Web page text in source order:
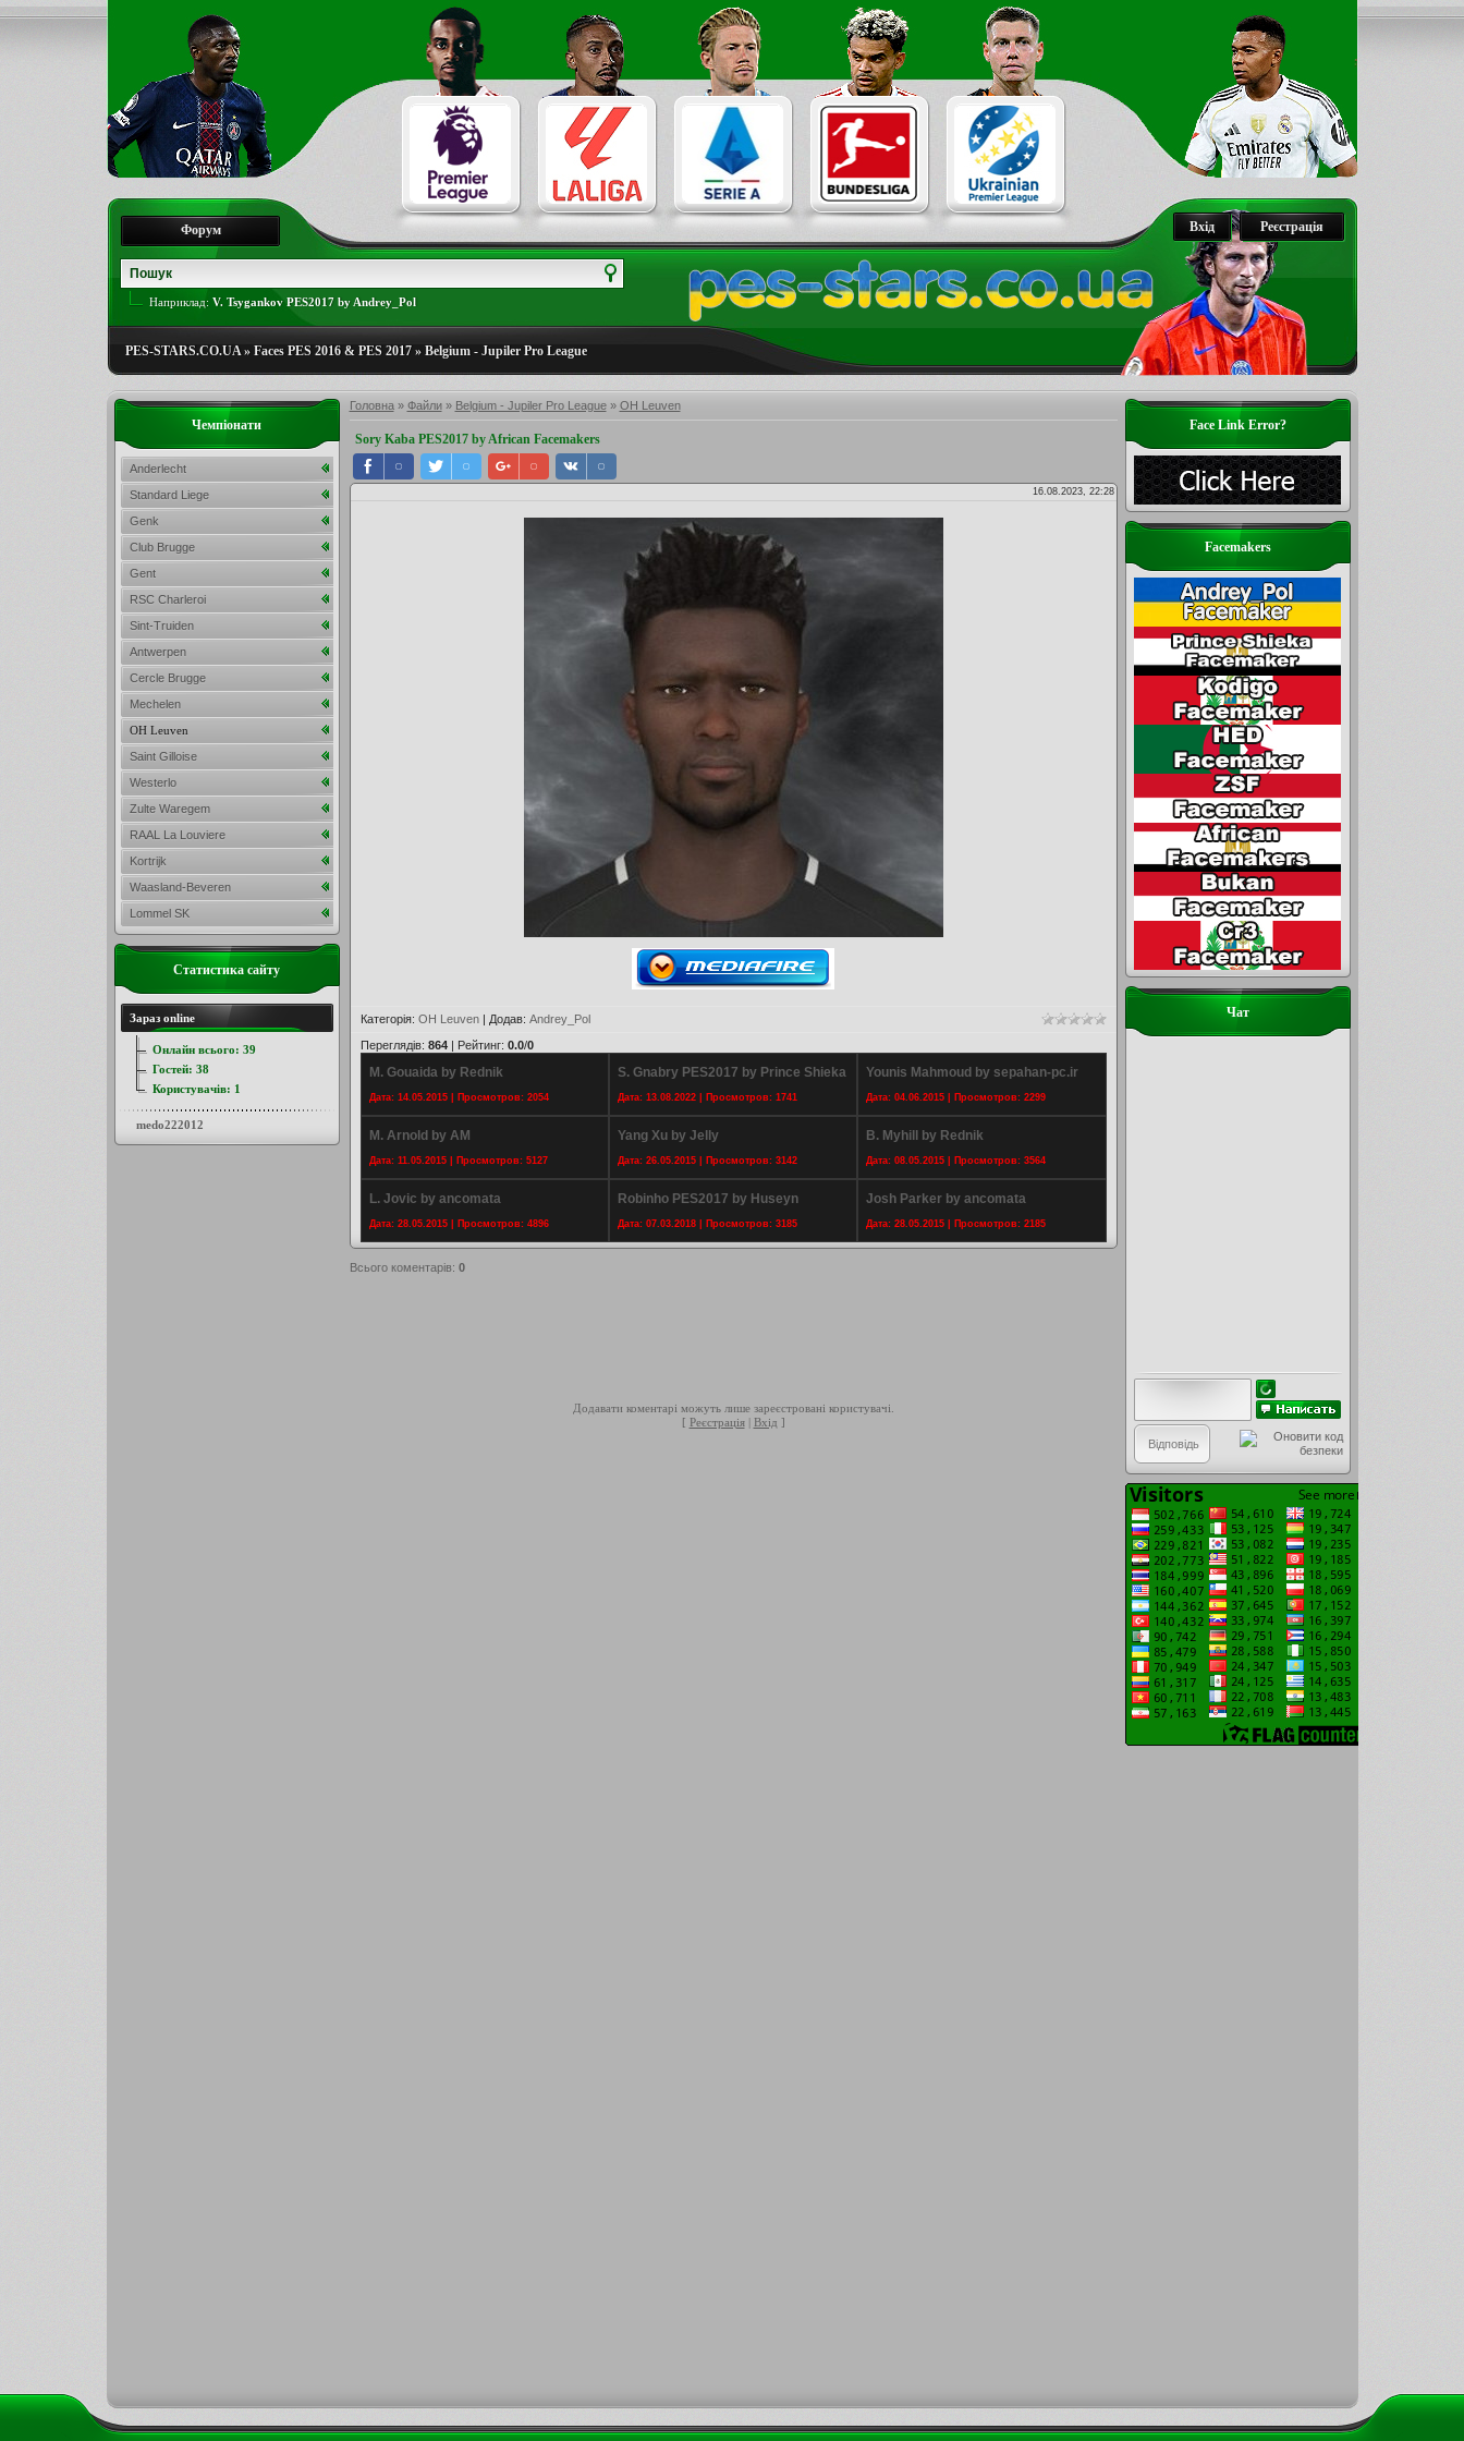
Реєстрація
Вхід
Форум
Наприклад: V. Tsygankov PES2017 by Andrey_Pol
PES-STARS.CO.UA» Faces PES 2016 & PES 2017» Belgium - Jupiler Pro League
Головна» Файли» Belgium - Jupiler Pro League» OH Leuven
Sory Kaba PES2017 by African Facemakers
16.08.2023, 22:28
Категорія: OH Leuven| Додав: Andrey_Pol
Переглядів: 864| Рейтинг: 0.0/0
M. Gouaida by Rednik
Дата: 14.05.2015 | Просмотров: 2054
S. Gnabry PES2017 by Prince Shieka
Дата: 13.08.2022 | Просмотров: 1741
Younis Mahmoud by sepahan-pc.ir
Дата: 04.06.2015 | Просмотров: 2299
M. Arnold by AM
Дата: 11.05.2015 | Просмотров: 5127
Yang Xu by Jelly
Дата: 26.05.2015 | Просмотров: 3142
B. Myhill by Rednik
Дата: 08.05.2015 | Просмотров: 3564
L. Jovic by ancomata
Дата: 28.05.2015 | Просмотров: 4896
Robinho PES2017 by Huseyn
Дата: 07.03.2018 | Просмотров: 3185
Josh Parker by ancomata
Дата: 28.05.2015 | Просмотров: 2185
Всього коментарів: 0
Додавати коментарі можуть лише зареєстровані користувачі.
[ Реєстрація| Вхід ]
Face Link Error?
Facemakers
Чат
Чемпіонати
Anderlecht
Standard Liege
Genk
Club Brugge
Gent
RSC Charleroi
Sint-Truiden
Antwerpen
Cercle Brugge
Mechelen
OH Leuven
Saint Gilloise
Westerlo
Zulte Waregem
RAAL La Louviere
Kortrijk
Waasland-Beveren
Lommel SK
Статистика сайту
Зараз online
Онлайн всього: 39
Гостей: 38
Користувачів: 1
medo222012